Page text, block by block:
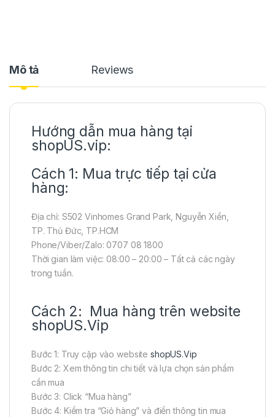
Mô tả Reviews
Hướng dẫn mua hàng tại
shopUS.vip:
Cách 1: Mua trực tiếp tại cửa
hàng:
Địa chỉ: S502 Vinhomes Grand Park, Nguyễn Xiển,
TP. Thủ Đức, TP.HCM
Phone/Viber/Zalo: 0707 08 1800
Thời gian làm việc: 08:00 – 20:00 – Tất cả các ngày
trong tuần.
Cách 2: Mua hàng trên website
shopUS.Vip
Bước 1: Truy cập vào website shopUS.Vip
Bước 2: Xem thông tin chi tiết và lựa chọn sản phẩm
cần mua
Bước 3: Click “Mua hàng”
Bước 4: Kiểm tra “Giỏ hàng” và điền thông tin mua